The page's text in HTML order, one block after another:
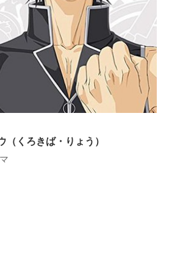
くろきば・りょう）